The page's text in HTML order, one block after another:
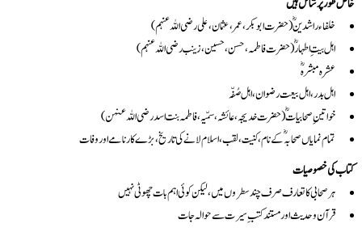
خاص طور پر شامل ہیں
خلفاء راشدینؓ (حضرت ابوبکر، عمر، عثمان، علی رضی اللہ عنہم)
اہل بیتِ اطہارؓ (حضرت فاطمہ، حسن، حسین، زینب رضی اللہ عنہم)
عشرہ مبشرہؓ
اہل بدر، اہل بیعت رضوان، اہل صُفّہ
خواتینِ صحابیاتؓ (حضرت خدیجہ، عائشہ، سمّیہ، فاطمہ بنت اسد رضی اللہ عنہن)
تمام نمایاں صحابہؓ کے نام، کنیت، لقب، اسلام لانے کی تاریخ، بڑے کارنامے اور وفات
کتاب کی خصوصیات
ہر صحابی کا تعارف صرف چند سطروں میں، لیکن کوئی اہم بات چھوٹی نہیں
قرآن و حدیث اور مستند کتبِ سیرت سے حوالہ جات